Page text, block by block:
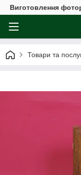
Виготовлення
Товари та